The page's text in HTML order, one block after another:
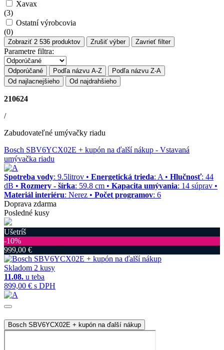
Xavax
(3)
Ostatní výrobcovia
(0)
Zobraziť 2 536 produktov Zrušiť výber Zavrieť filter
Parametre filtra:
Odporúčané Podľa názvu A-Z
Podľa názvu Z-A
Od najlacnejšieho
Od najdrahšieho
210624
/
Zabudovateľné umývačky riadu
Bosch SBV6YCX02E + kupón na ďalší nákup - Vstavaná
umývačka riadu
Spotreba vody: 9.5litrov • Energetická trieda: A • Hlučnosť: 44
dB • Rozmery - šírka: 59.8 cm • Kapacita umývania: 14 súprav •
Materiál interiéru: Nerez • Počet programov: 6
Doprava zdarma
Posledné kusy
Ušetríš
‐10%
999,00 €
Skladom 2 kusy
11.08. u teba
899,00 € s DPH
Bosch SBV6YCX02E + kupón na ďalší nákup